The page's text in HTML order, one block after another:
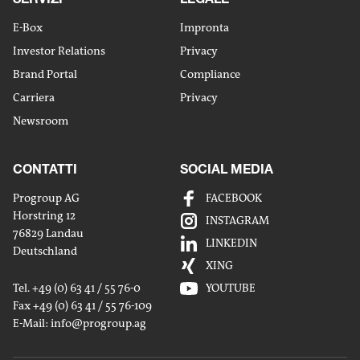
E-Box
Investor Relations
Brand Portal
Carriera
Newsroom
Impronta
Privacy
Compliance
Privacy
CONTATTI
Progroup AG
Horstring 12
76829 Landau
Deutschland
Tel. +49 (0) 63 41 / 55 76-0
Fax +49 (0) 63 41 / 55 76-109
E-Mail: info@progroup.ag
SOCIAL MEDIA
FACEBOOK
INSTAGRAM
LINKEDIN
XING
YOUTUBE